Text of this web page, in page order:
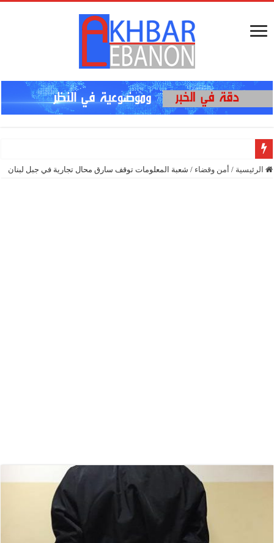
الرئيسية / أمن وقضاء / شعبة المعلومات توقف سارق محال تجارية في جبل لبنان